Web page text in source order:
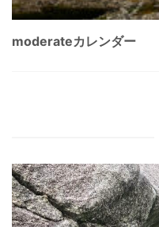
moderateカレンダー